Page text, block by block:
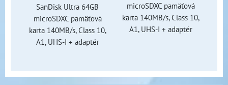
SanDisk Ultra 64GB
microSDXC pamäťová
karta 140MB/s, Class 10,
A1, UHS-I + adaptér
microSDXC pamäťová
karta 140MB/s, Class 10,
A1, UHS-I + adaptér